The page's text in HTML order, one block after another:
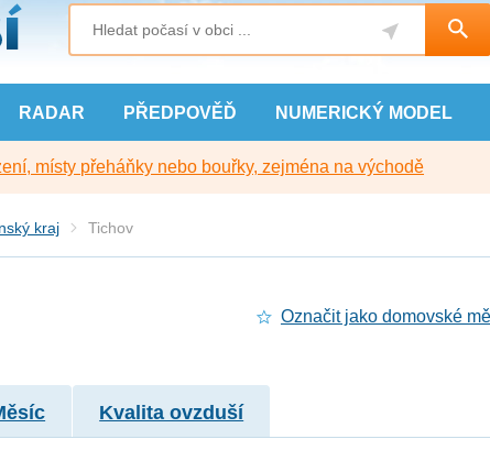
RADAR PŘEDPOVĚĎ NUMERICKÝ MODEL
místy přeháňky nebo bouřky, zejména na východě
kraj Tichov
Označit jako domovské
Kvalita ovzduší